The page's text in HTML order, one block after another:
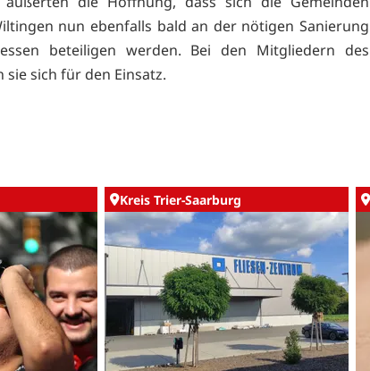
nun ebenfalls bald an der nötigen Sanierung
beteiligen werden. Bei den Mitgliedern des
sich für den Einsatz.
Kreis Trier-Saarburg